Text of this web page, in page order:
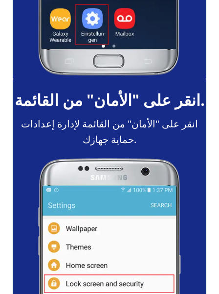
انقر على "الأمان" من القائمة.
انقر على "الأمان" من القائمة لإدارة إعدادات
حماية جهازك.